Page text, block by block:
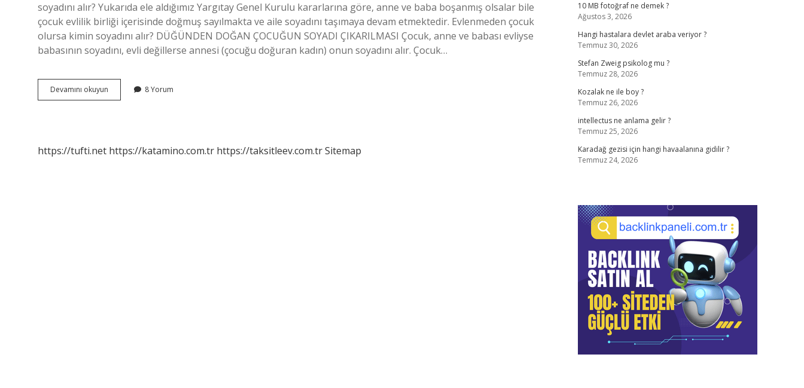
soyadını alır? Yukarıda ele aldığımız Yargıtay Genel Kurulu kararlarına göre, anne ve baba boşanmış olsalar bile
çocuk evlilik birliği içerisinde doğmuş sayılmakta ve aile soyadını taşımaya devam etmektedir. Evlenmeden çocuk
olursa kimin soyadını alır? DÜĞÜNDEN DOĞAN ÇOCUĞUN SOYADI ÇIKARILMASI Çocuk, anne ve babası evliyse
babasının soyadını, evli değillerse annesi (çocuğu doğuran kadın) onun soyadını alır. Çocuk…
Devamını okuyun
Kimin
8 Yorum
https://tufti.net https://katamino.com.tr https://taksitleev.com.trSitemap
10 MB fotoğraf ne demek ?
Ağustos 3, 2026
Hangi hastalara devlet araba veriyor ?
Temmuz 30, 2026
Stefan Zweig psikolog mu ?
Temmuz 28, 2026
Kozalak ne ile boy ?
Temmuz 26, 2026
intellectus ne anlama gelir ?
Temmuz 25, 2026
Karadağ gezisi için hangi havaalanına gidilir ?
Temmuz 24, 2026